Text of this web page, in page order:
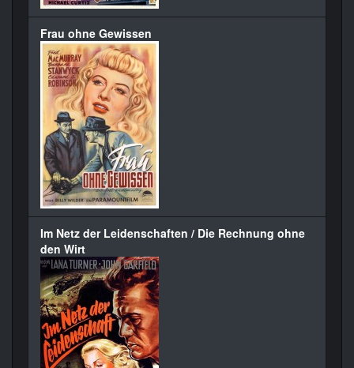
Frau ohne Gewissen
Im Netz der Leidenschaften / Die Rechnung ohne
den Wirt